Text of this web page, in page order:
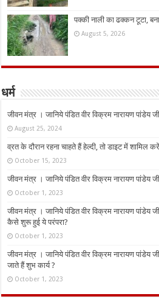
पक्की नाली का ढक्कन टूटा,
August 5, 2026
धर्म
जीवन मंत्र । जानिये पंडित वीर विक्रम नारायण पांडेय
August 25, 2024
व्रत के दौरान रहना चाहते हैं हेल्दी, तो डाइट में शामिल
October 15, 2023
जीवन मंत्र । जानिये पंडित वीर विक्रम नारायण पांडेय
October 1, 2023
जीवन मंत्र । जानिये पंडित वीर विक्रम नारायण पांडेय
कैसे शुरू हुई ये परंपरा?
October 1, 2023
जीवन मंत्र । जानिये पंडित वीर विक्रम नारायण पांडेय
जाते हैं शुभ कार्य ?
October 1, 2023